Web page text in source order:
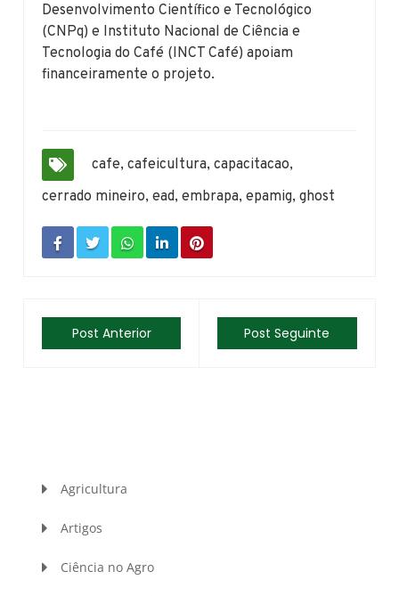
Desenvolvimento Científico e Tecnológico
(CNPq) e Instituto Nacional de Ciência e
Tecnologia do Café (INCT Café) apoiam
financeiramente o projeto.
cafe,cafeicultura,capacitacao,
cerrado mineiro,ead,embrapa,epamig,ghost
Post Anterior Post Seguinte
Agricultura
Artigos
Ciência no Agro